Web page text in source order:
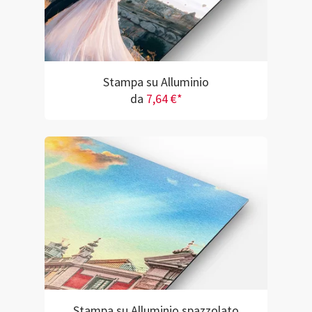
Stampa su Alluminio
da 7,64 €*